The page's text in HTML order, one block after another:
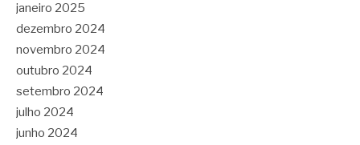
janeiro 2025
dezembro 2024
novembro 2024
outubro 2024
setembro 2024
julho 2024
junho 2024